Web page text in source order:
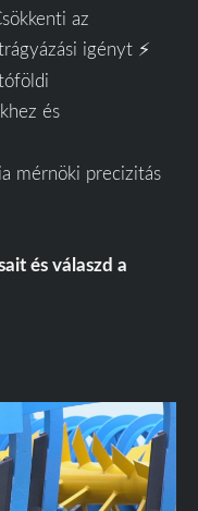
az
igényt ⚡
és
mérnöki precizitás
és válaszd a